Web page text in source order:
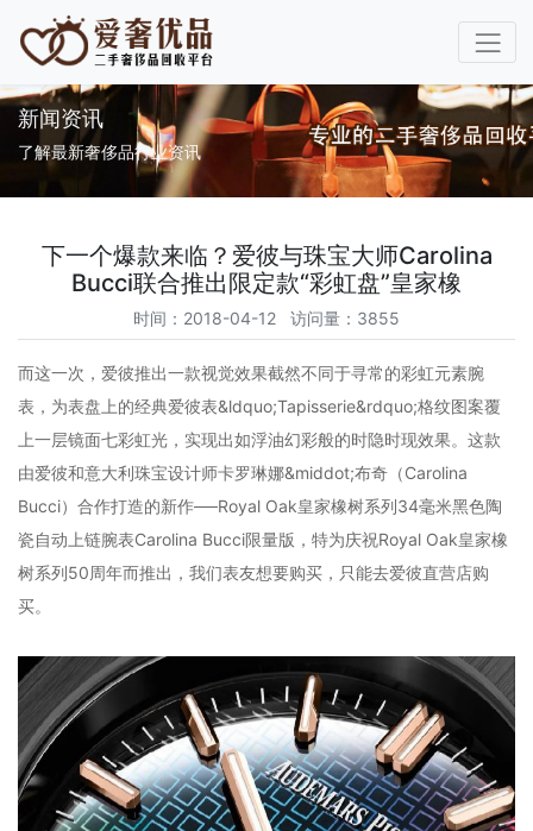
新闻资讯
了解最新奢侈品行业资讯
下一个爆款来临？爱彼与珠宝大师Carolina
Bucci联合推出限定款“彩虹盘”皇家橡
时间：2018-04-12 访问量：3855
而这一次，爱彼推出一款视觉效果截然不同于寻常的彩虹元素腕
表，为表盘上的经典爱彼表&ldquo;Tapisserie&rdquo;格纹图案覆
上一层镜面七彩虹光，实现出如浮油幻彩般的时隐时现效果。这款
由爱彼和意大利珠宝设计师卡罗琳娜&middot;布奇（Carolina
Bucci）合作打造的新作──Royal Oak皇家橡树系列34毫米黑色陶
瓷自动上链腕表Carolina Bucci限量版，特为庆祝Royal Oak皇家橡
树系列50周年而推出，我们表友想要购买，只能去爱彼直营店购
买。